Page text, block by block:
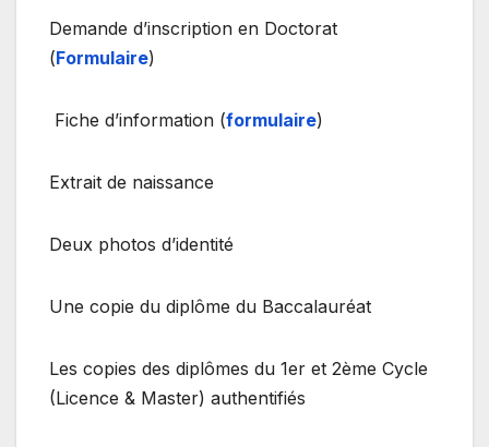
Demande d’inscription en Doctorat
(Formulaire)
Fiche d’information (formulaire)
Extrait de naissance
Deux photos d’identité
Une copie du diplôme du Baccalauréat
Les copies des diplômes du 1er et 2ème Cycle
(Licence & Master) authentifiés